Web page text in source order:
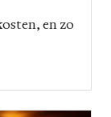
en zo